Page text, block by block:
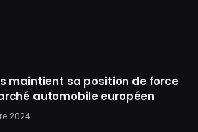
maintient sa position de force
automobile européen
2024